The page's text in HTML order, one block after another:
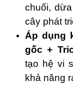
chuối,
cây phát
Áp dụng
gốc +
tạo hệ vi
khả năng